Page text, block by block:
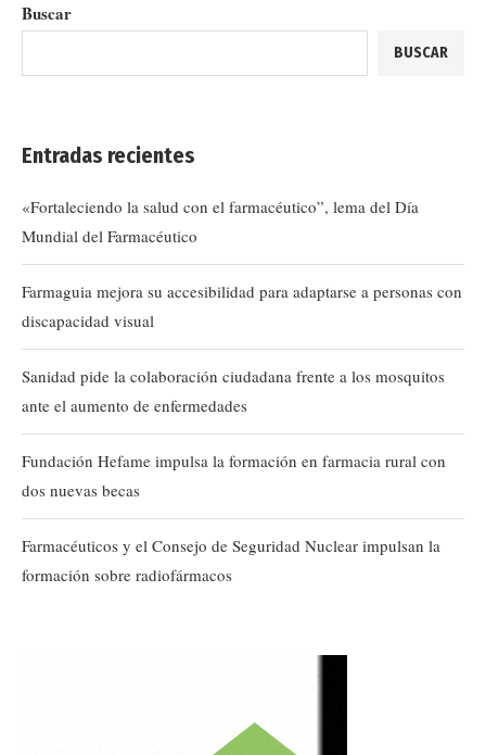
Buscar
BUSCAR
Entradas recientes
«Fortaleciendo la salud con el farmacéutico”, lema del Día
Mundial del Farmacéutico
Farmaguia mejora su accesibilidad para adaptarse a personas con
discapacidad visual
Sanidad pide la colaboración ciudadana frente a los mosquitos
ante el aumento de enfermedades
Fundación Hefame impulsa la formación en farmacia rural con
dos nuevas becas
Farmacéuticos y el Consejo de Seguridad Nuclear impulsan la
formación sobre radiofármacos